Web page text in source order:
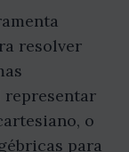
resolver
representar
o
para